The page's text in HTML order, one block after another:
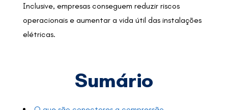
Inclusive, empresas conseguem reduzir riscos
operacionais e aumentar a vida útil das instalações
elétricas.
Sumário